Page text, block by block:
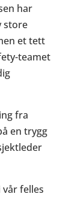
har
store
et tett
teamet
fra
en trygg
felles